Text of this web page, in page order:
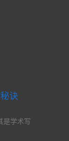
诀
是学术写